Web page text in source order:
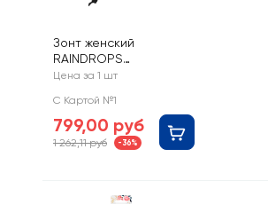
Зонт женский
RAINDROPS
суперавтомат, Арт. RD
Цена за 1 шт
С Картой №1
799,00 руб
1 262,11 руб -36%